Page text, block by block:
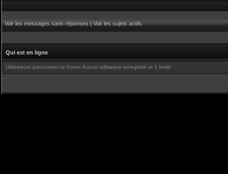
Voir les messages sans réponses|Voir les sujets actifs
Qui est en ligne
Utilisateurs parcourant ce forum: Aucun utilisateur enregistré et 1 invité